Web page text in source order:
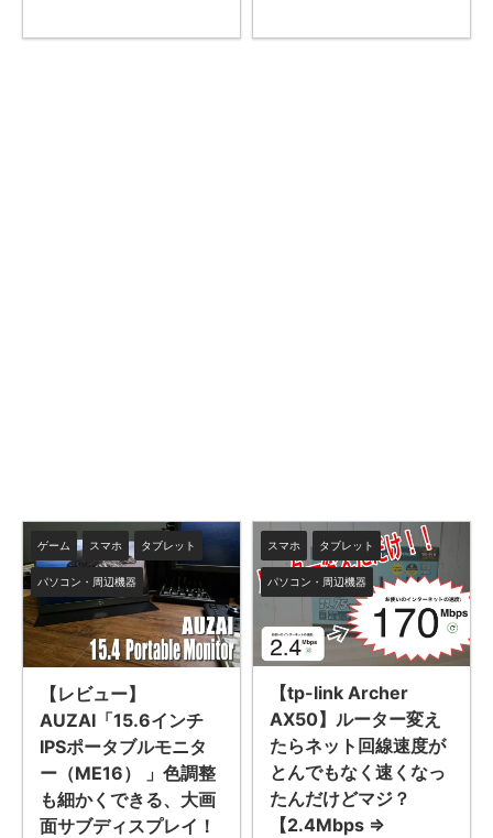
ゲーム スマホ タブレット
パソコン・周辺機器
【レビュー】
AUZAI「15.6インチ
IPSポータブルモニタ
ー（ME16） 」色調整
も細かくできる、大画
面サブディスプレイ！
スマホ タブレット
パソコン・周辺機器
【tp-link Archer
AX50】ルーター変え
たらネット回線速度が
とんでもなく速くなっ
たんだけどマジ？
【2.4Mbps ⇒